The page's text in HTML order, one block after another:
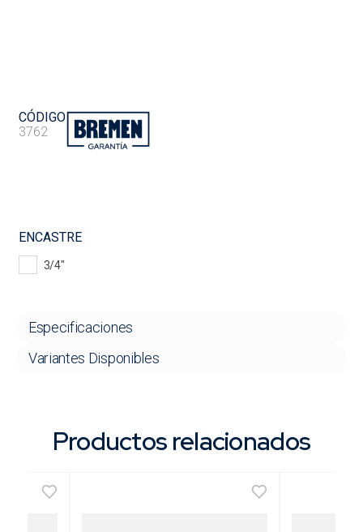
CÓDIGO
3762
ENCASTRE
3/4"
Especificaciones
Variantes Disponibles
Productos relacionados